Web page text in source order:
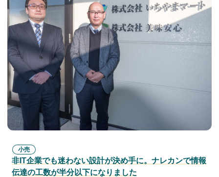
小売
非IT企業でも迷わない設計が決め手に。ナレカンで情報
伝達の工数が半分以下になりました